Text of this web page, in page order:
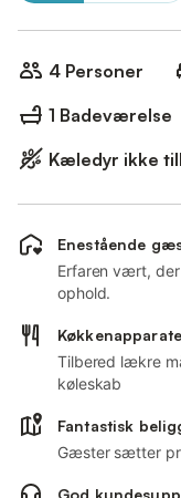
4 Personer
1 Badeværelse
Kæledyr ikke
Enestående
Erfaren vært,
ophold.
Tilbered lækre
køleskab
Fantastisk
Gæster sætter
God